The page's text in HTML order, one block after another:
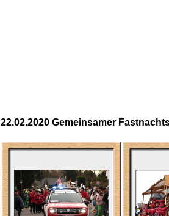
22.02.2020 Gemeinsamer